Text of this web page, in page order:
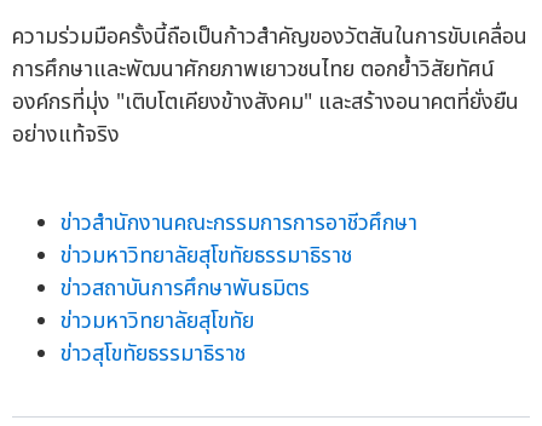
ความร่วมมือครั้งนี้ถือเป็นก้าวสำคัญของวัตสันในการขับเคลื่อน
การศึกษาและพัฒนาศักยภาพเยาวชนไทย ตอกย้ำวิสัยทัศน์
องค์กรที่มุ่ง "เติบโตเคียงข้างสังคม" และสร้างอนาคตที่ยั่งยืน
อย่างแท้จริง
ข่าวสำนักงานคณะกรรมการการอาชีวศึกษา
ข่าวมหาวิทยาลัยสุโขทัยธรรมาธิราช
ข่าวสถาบันการศึกษาพันธมิตร
ข่าวมหาวิทยาลัยสุโขทัย
ข่าวสุโขทัยธรรมาธิราช